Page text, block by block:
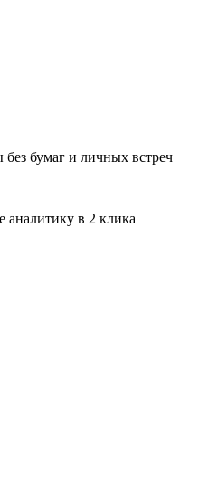
бумаг и личных встреч
аналитику в 2 клика